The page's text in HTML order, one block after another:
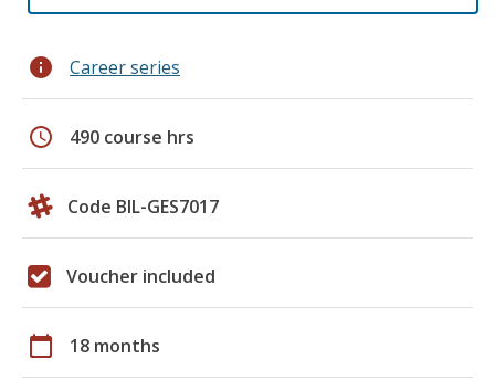
info Career series
schedule 490 course hrs
Code BIL-GES7017
Voucher included
calendar_today 18 months